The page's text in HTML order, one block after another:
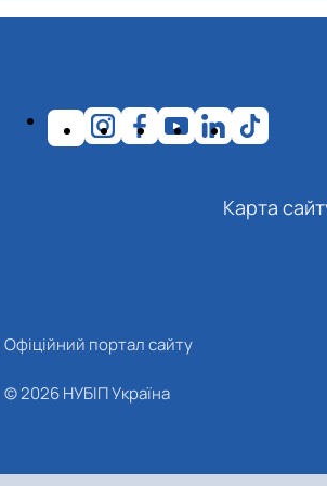
Карта
Офіційний портал сайту
© 2026 НУБІП Україна